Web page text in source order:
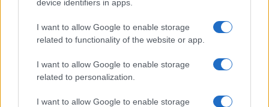
device identifiers in apps.
I want to allow Google to enable storage
related to functionality of the website or app.
I want to allow Google to enable storage
related to personalization.
I want to allow Google to enable storage